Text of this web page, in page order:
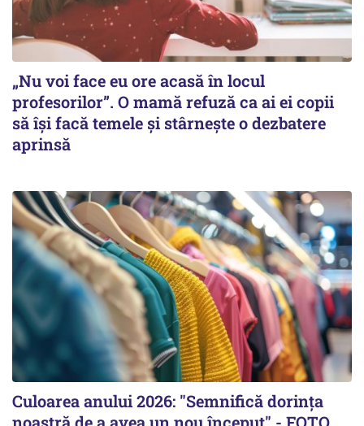
„Nu voi face eu ore acasă în locul
profesorilor”. O mamă refuză ca ai ei copii
să își facă temele și stârnește o dezbatere
aprinsă
Culoarea anului 2026: "Semnifică dorința
noastră de a avea un nou început" - FOTO